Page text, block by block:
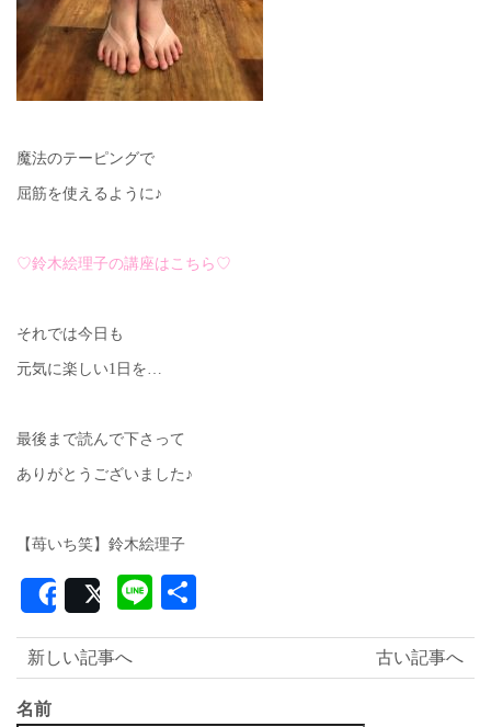
魔法のテーピングで
屈筋を使えるように♪
♡鈴木絵理子の講座はこちら♡
それでは今日も
元気に楽しい1日を…
最後まで読んで下さって
ありがとうございました♪
【苺いち笑】鈴木絵理子
SharePost Line
有
古い記事へ
新しい記事へ
名前